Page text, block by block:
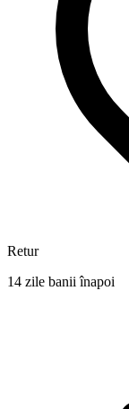
Retur
14 zile banii înapoi